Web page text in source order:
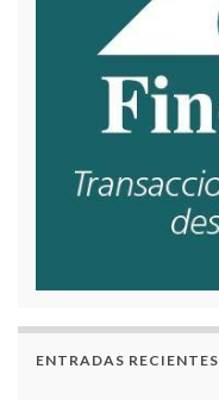
ENTRADAS RECIENTES